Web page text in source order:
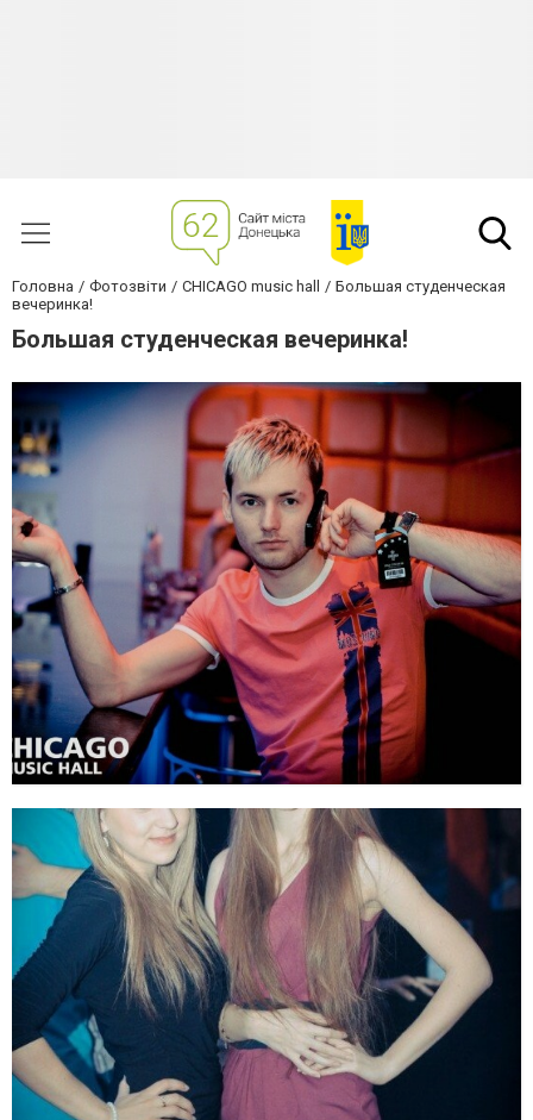
Головна Фотозвіти CHICAGO music hall
Большая студенческая
вечеринка!
Большая студенческая вечеринка!